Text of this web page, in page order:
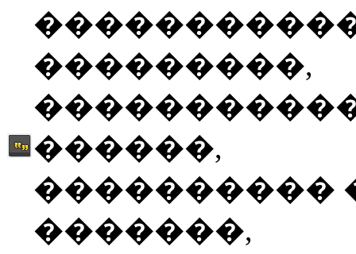
���������,
������,
����������
�������,